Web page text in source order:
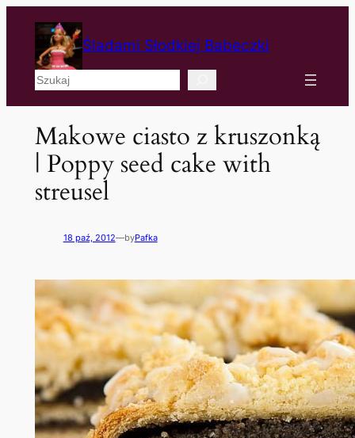
Śladami Słodkiej Babeczki
Szukaj
Makowe ciasto z kruszonką
| Poppy seed cake with
streusel
18 paź, 2012—byPafka